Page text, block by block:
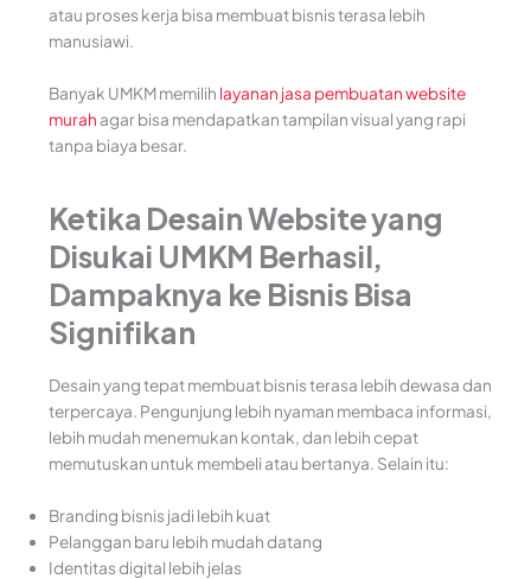
atau proses kerja bisa membuat bisnis terasa lebih
manusiawi.
Banyak UMKM memilih layanan jasa pembuatan website
murah agar bisa mendapatkan tampilan visual yang rapi
tanpa biaya besar.
Ketika Desain Website yang
Disukai UMKM Berhasil,
Dampaknya ke Bisnis Bisa
Signifikan
Desain yang tepat membuat bisnis terasa lebih dewasa dan
terpercaya. Pengunjung lebih nyaman membaca informasi,
lebih mudah menemukan kontak, dan lebih cepat
memutuskan untuk membeli atau bertanya. Selain itu:
Branding bisnis jadi lebih kuat
Pelanggan baru lebih mudah datang
Identitas digital lebih jelas